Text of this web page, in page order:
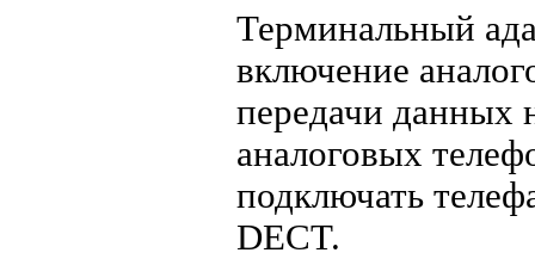
Терминальный
включение
передачи данных
аналоговых
подключать
DECT.